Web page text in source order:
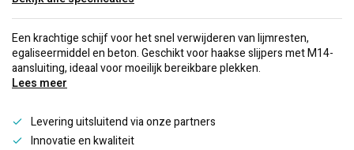
Een krachtige schijf voor het snel verwijderen van lijmresten,
egaliseermiddel en beton. Geschikt voor haakse slijpers met M14-
aansluiting, ideaal voor moeilijk bereikbare plekken.
Lees meer
Levering uitsluitend via onze partners
Innovatie en kwaliteit